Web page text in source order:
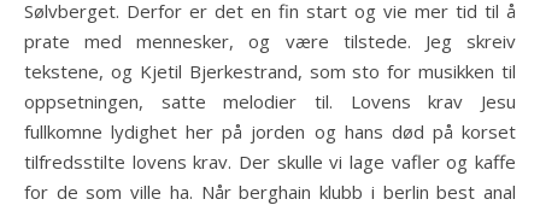
Sølvberget. Derfor er det en fin start og vie mer tid til å
prate med mennesker, og være tilstede. Jeg skreiv
tekstene, og Kjetil Bjerkestrand, som sto for musikken til
oppsetningen, satte melodier til. Lovens krav Jesu
fullkomne lydighet her på jorden og hans død på korset
tilfredsstilte lovens krav. Der skulle vi lage vafler og kaffe
for de som ville ha. Når berghain klubb i berlin best anal